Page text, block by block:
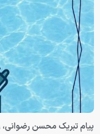
پیام تبریک محسن